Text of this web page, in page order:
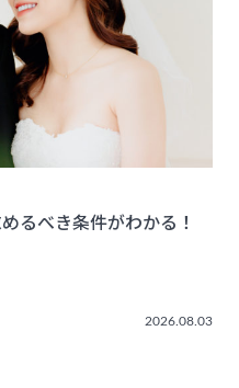
るべき条件がわかる！
2026.08.03